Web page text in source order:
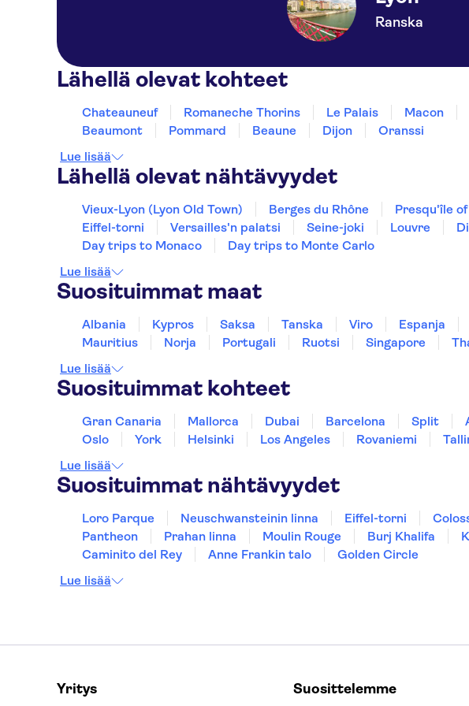
Ranska
Lähellä olevat kohteet
Chateauneuf Romaneche Thorins Le Palais Macon
Beaumont
Pommard Beaune Dijon
Oranssi
Lue lisää
Lähellä olevat nähtävyydet
Vieux-Lyon (Lyon Old Town) Berges du Rhône Presqu'île of
Eiffel-torni
Versailles'n palatsi Seine-joki Louvre
Day trips to Monaco
Day trips to Monte Carlo
Lue lisää
Suosituimmat maat
Albania Kypros Saksa Tanska Viro Espanja
Mauritius
Norja Portugali Ruotsi Singapore
Lue lisää
Suosituimmat kohteet
Gran Canaria Mallorca Dubai Barcelona Split
Oslo
York Helsinki Los Angeles Rovaniemi
Lue lisää
Suosituimmat nähtävyydet
Loro Parque Neuschwansteinin linna Eiffel-torni
Pantheon
Prahan linna Moulin Rouge Burj Khalifa
Caminito del Rey
Anne Frankin talo
Golden Circle
Lue lisää
Yritys Suosittelemme